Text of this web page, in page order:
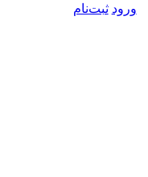
ورود ثبت‌نام